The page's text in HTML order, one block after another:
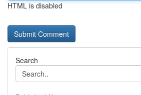
HTML is disabled
Search